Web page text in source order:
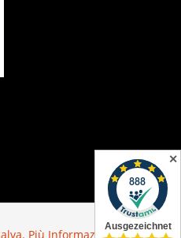
✕
Attivo
Più Informazioni